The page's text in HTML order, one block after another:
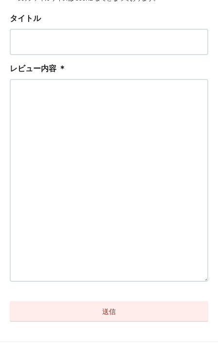
タイトル
レビュー内容 ＊